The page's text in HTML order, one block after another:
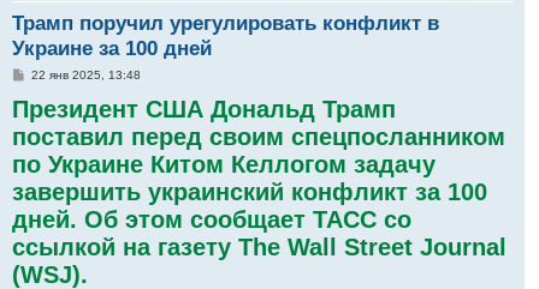
Трамп поручил урегулировать конфликт в
Украине за 100 дней
С
о
б
щ
е
н
и
е
22 янв 2025, 13:48
Президент США Дональд Трамп
поставил перед своим спецпосланником
по Украине Китом Келлогом задачу
завершить украинский конфликт за 100
дней. Об этом сообщает ТАСС со
ссылкой на газету The Wall Street Journal
(WSJ).